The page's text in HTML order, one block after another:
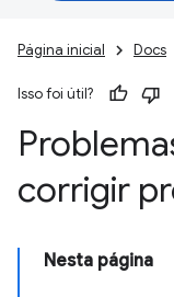
Página inicial Docs
Isso foi útil?
corrigir
Nesta página